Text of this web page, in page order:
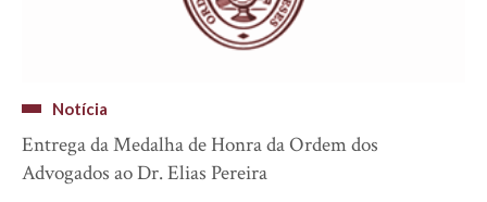
Notícia
Entrega da Medalha de Honra da Ordem dos
Advogados ao Dr. Elias Pereira